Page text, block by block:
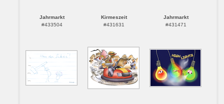
Jahrmarkt
#433504
Kirmeszeit
#431631
Jahrmarkt
#431471